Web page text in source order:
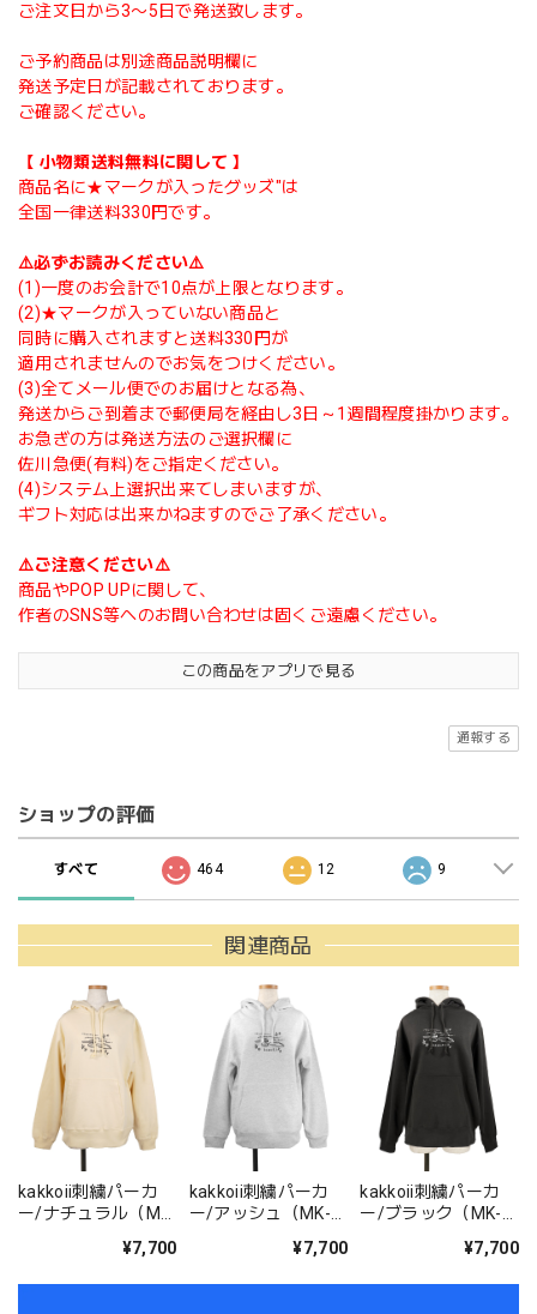
ご注文日から3〜5日で発送致します。
ご予約商品は別途商品説明欄に
発送予定日が記載されております。
ご確認ください。
【 小物類送料無料に関して 】
商品名に★マークが入ったグッズ"は
全国一律送料330円です。
⚠️必ずお読みください⚠️
(1)一度のお会計で10点が上限となります。
(2)★マークが入っていない商品と
同時に購入されますと送料330円が
適用されませんのでお気をつけください。
(3)全てメール便でのお届けとなる為、
発送からご到着まで郵便局を経由し3日～1週間程度掛かります。
お急ぎの方は発送方法のご選択欄に
佐川急便(有料)をご指定ください。
(4)システム上選択出来てしまいますが、
ギフト対応は出来かねますのでご了承ください。
⚠️ご注意ください⚠️
商品やPOP UPに関して、
作者のSNS等へのお問い合わせは固くご遠慮ください。
この商品をアプリで見る
通報する
ショップの評価
すべて 464 12 9
関連商品
kakkoii刺繍パーカ
ー/ナチュラル（MK-
¥7,700
kakkoii刺繍パーカ
ー/アッシュ（MK-
¥7,700
kakkoii刺繍パーカ
ー/ブラック（MK-
¥7,700